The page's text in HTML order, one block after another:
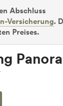
Abschluss
Versicherung.
Preises.